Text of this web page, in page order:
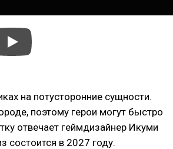
на потусторонние сущности.
поэтому герои могут быстро
отвечает геймдизайнер Икуми
состоится в 2027 году.